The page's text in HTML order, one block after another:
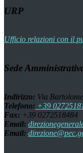
URP
Ufficio relazioni con il
Sede
Indirizzo: Via
Telefono: +39
Fax: +39 0272518484
Email:
Email: